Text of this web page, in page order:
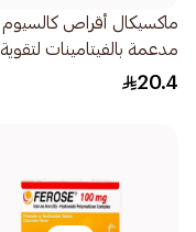
ماكسيكال أقراص كالسيوم
مدعمة بالفيتامينات لتقوية
العظام 30ااقراص
20.4